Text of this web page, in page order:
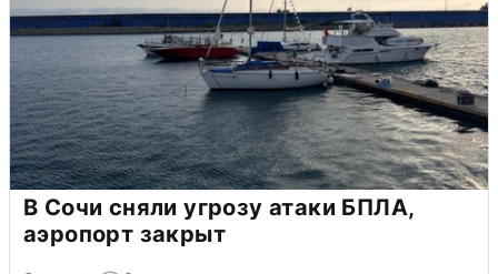
В Сочи сняли угрозу атаки БПЛА,
аэропорт закрыт